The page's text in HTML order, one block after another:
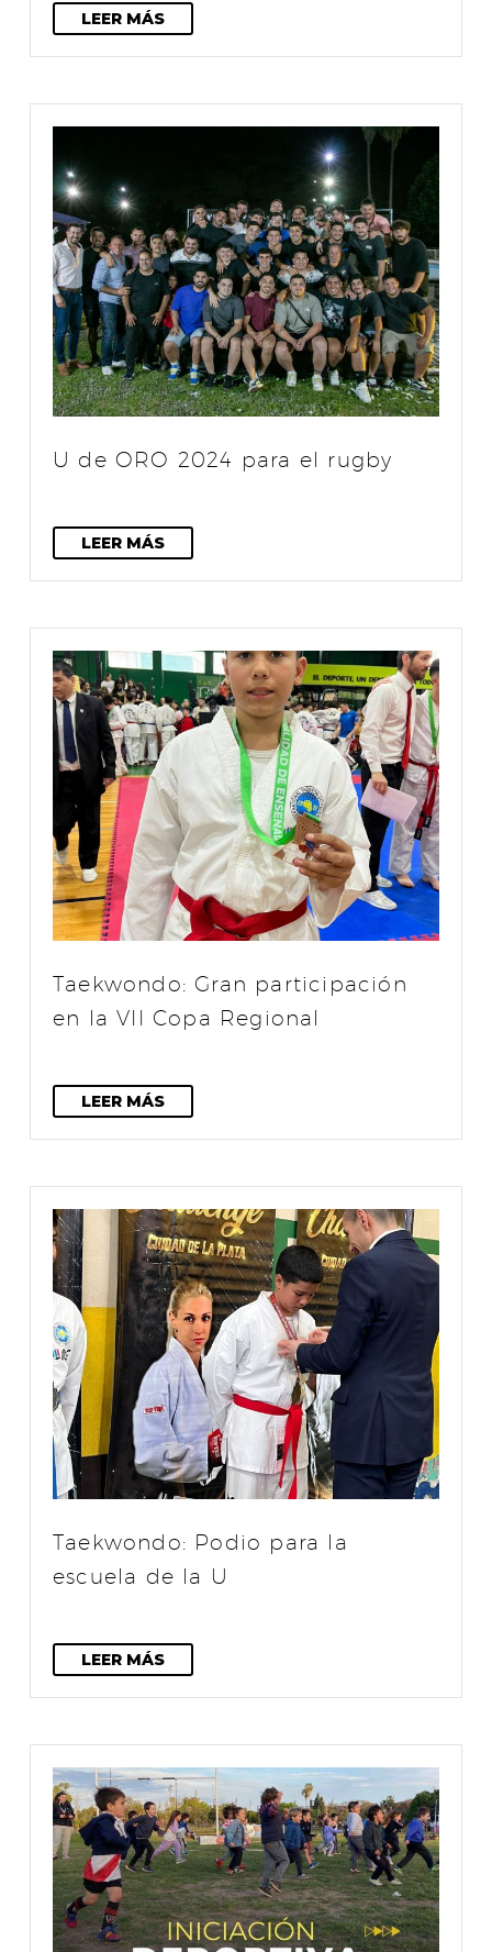
LEER MÁS
U de ORO 2024 para el rugby
LEER MÁS
Taekwondo: Gran participación
en la VII Copa Regional
LEER MÁS
Taekwondo: Podio para la
escuela de la U
LEER MÁS